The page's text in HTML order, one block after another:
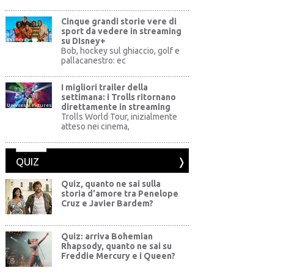
Disney+
Cinque grandi storie vere di
sport da vedere in streaming
su DIsney+
Bob, hockey sul ghiaccio, golf e
pallacanestro: ec
Universal Pictures
I migliori trailer della
settimana: i Trolls ritornano
direttamente in streaming
Trolls World Tour, inizialmente
atteso nei cinema,
QUIZ
Quiz, quanto ne sai sulla
storia d'amore tra Penelope
Cruz e Javier Bardem?
Quiz: arriva Bohemian
Rhapsody, quanto ne sai su
Freddie Mercury e i Queen?